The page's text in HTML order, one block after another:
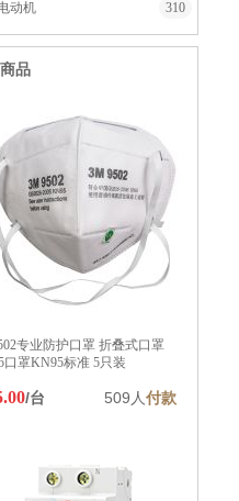
动机
310
品
专业防护口罩 折叠式口罩
口罩KN95标准 5只装
/台 509人付款